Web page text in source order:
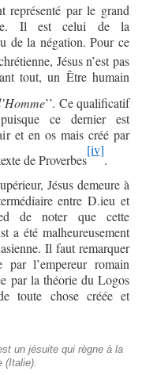
représenté par le grand
Il est celui de la
de la négation. Pour ce
Jésus n’est pas
tout, un Être humain
’’. Ce qualificatif
ce dernier est
et en os mais créé par
de Proverbes
[iv]
.
Jésus demeure à
entre D.ieu et
de noter que cette
a été malheureusement
Il faut remarquer
par l’empereur romain
par la théorie du Logos
toute chose créée et
un jésuite qui règne à la
(Italie).